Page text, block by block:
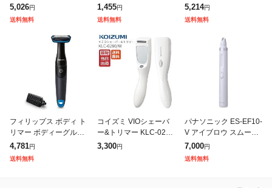
水 ドライ剃り 除毛器
乾電池式 ベージュ調 E
S-WV63-E
5,026円
送料無料
電池式 水洗いOK メル
ティピンク TT250A-P
1,455円
送料無料
水 ドライ剃り 除毛器
乾電池式 ベージュ調 E
S-WV63-E
5,214円
送料無料
フィリップス ボディ ト
リマー ボディーグルー
マー お風呂使用可カラ
ダ用乾電池式 BG1024/
17 ブラック/ブルー
4,781円
送料無料
コイズミ VIOシェーバ
ー&トリマー KLC-0280
ホワイト 乾電池式 正規
3,300円
パナソニック ES-EF10-
V アイブロウ スムース
ピック 電動眉毛抜き ペ
ン型デザイン 乾電池式
バイオレット
7,000円
送料無料